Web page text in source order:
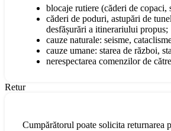
blocaje rutiere (căderi de
căderi de poduri, astupări de
desfășurări a itinerariului propus;
cauze naturale: seisme,
cauze umane: starea de război,
nerespectarea comenzilor de
Retur
Cumpărătorul poate solicita returnarea